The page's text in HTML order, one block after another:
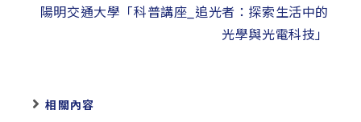
陽明交通大學「科普講座_追光者：探索生活中的
光學與光電科技」
相關內容